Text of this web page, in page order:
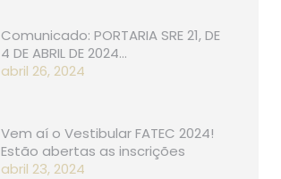
Comunicado: PORTARIA SRE 21, D​​E
4 DE ABRIL DE 2024…
abril 26, 2024
Vem aí o Vestibular FATEC 2024!
Estão abertas as inscrições
abril 23, 2024